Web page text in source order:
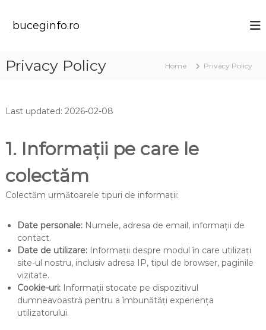
buceginfo.ro
Privacy Policy Home Privacy Policy
Last updated: 2026-02-08
1. Informații pe care le
colectăm
Colectăm următoarele tipuri de informații:
Date personale:Numele, adresa de email, informații de
contact.
Date de utilizare:Informații despre modul în care utilizați
site-ul nostru, inclusiv adresa IP, tipul de browser, paginile
vizitate.
Cookie-uri:Informații stocate pe dispozitivul
dumneavoastră pentru a îmbunătăți experiența
utilizatorului.